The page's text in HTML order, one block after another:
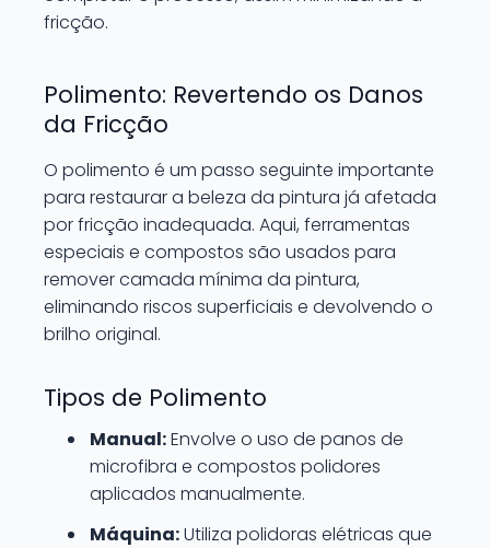
fricção.
Polimento: Revertendo os Danos
da Fricção
O polimento é um passo seguinte importante
para restaurar a beleza da pintura já afetada
por fricção inadequada. Aqui, ferramentas
especiais e compostos são usados para
remover camada mínima da pintura,
eliminando riscos superficiais e devolvendo o
brilho original.
Tipos de Polimento
Manual:Envolve o uso de panos de
microfibra e compostos polidores
aplicados manualmente.
Máquina:Utiliza polidoras elétricas que